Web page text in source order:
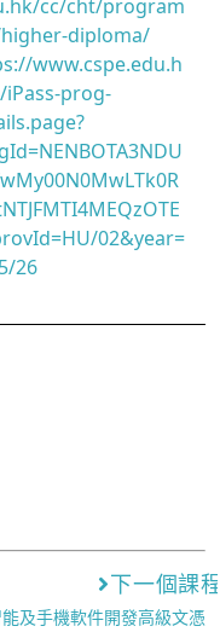
cc/cht/program
diploma/
www.cspe.edu.h
prog-
02&year=
26
下一個課
及手機軟件開發高級文憑